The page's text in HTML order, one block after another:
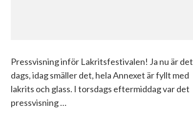
Pressvisning inför Lakritsfestivalen! Ja nu är det
dags, idag smäller det, hela Annexet är fyllt med
lakrits och glass. I torsdags eftermiddag var det
pressvisning …